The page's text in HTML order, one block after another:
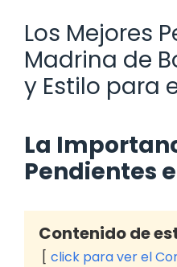
Los Mejores
Madrina de
y Estilo para
La
Pendientes
Contenido de
click para ver el